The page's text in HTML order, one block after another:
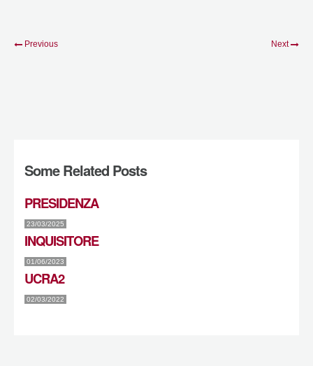
Previous Next
Some Related Posts
PRESIDENZA
23/03/2025
INQUISITORE
01/06/2023
UCRA2
02/03/2022